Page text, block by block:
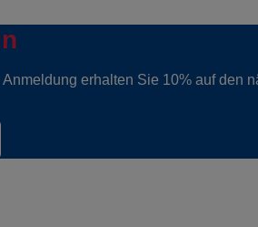
erhalten Sie 10% auf den